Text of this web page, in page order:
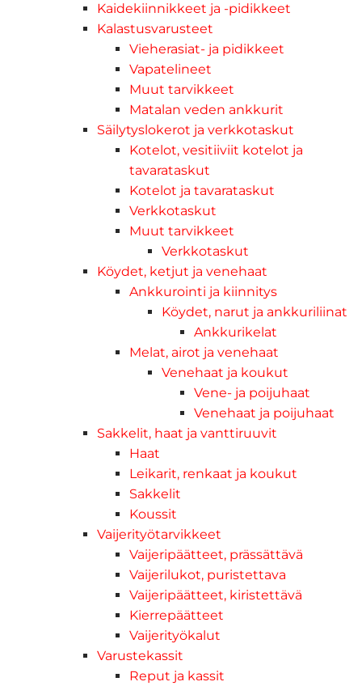
Kaidekiinnikkeet ja -pidikkeet
Kalastusvarusteet
Vieherasiat- ja pidikkeet
Vapatelineet
Muut tarvikkeet
Matalan veden ankkurit
Säilytyslokerot ja verkkotaskut
Kotelot, vesitiiviit kotelot ja
tavarataskut
Kotelot ja tavarataskut
Verkkotaskut
Muut tarvikkeet
Verkkotaskut
Köydet, ketjut ja venehaat
Ankkurointi ja kiinnitys
Köydet, narut ja ankkuriliinat
Ankkurikelat
Melat, airot ja venehaat
Venehaat ja koukut
Vene- ja poijuhaat
Venehaat ja poijuhaat
Sakkelit, haat ja vanttiruuvit
Haat
Leikarit, renkaat ja koukut
Sakkelit
Koussit
Vaijerityötarvikkeet
Vaijeripäätteet, prässättävä
Vaijerilukot, puristettava
Vaijeripäätteet, kiristettävä
Kierrepäätteet
Vaijerityökalut
Varustekassit
Reput ja kassit